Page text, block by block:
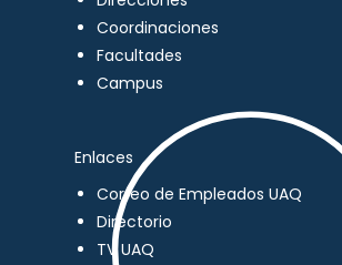
Coordinaciones
Facultades
Campus
Enlaces
Correo de Empleados UAQ
Directorio
TV UAQ